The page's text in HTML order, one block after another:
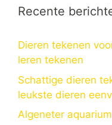
Recente
Dieren tekenen
leren tekenen
Schattige dieren
leukste dieren
Algeneter